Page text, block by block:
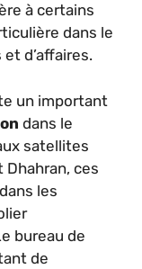
à certains
dans le
d’affaires.
un important
dans le
satellites
ces
les
bureau de
de